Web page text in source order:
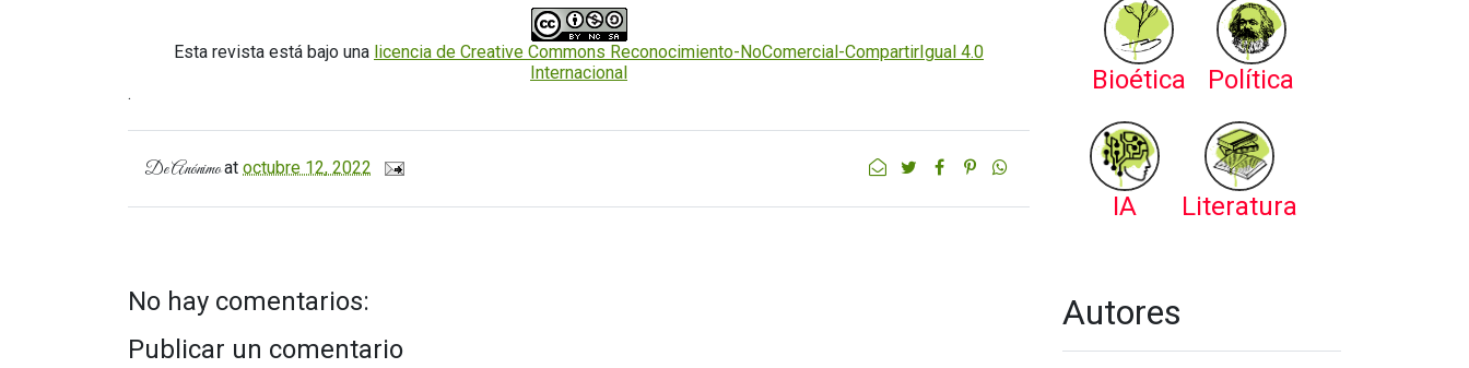
Esta revista está bajo una licencia de Creative Commons Reconocimiento-NoComercial-CompartirIgual 4.0
Internacional
.
DeAnónimoat octubre 12, 2022
No hay comentarios:
Publicar un comentario
Bioética Política
IA Literatura
Autores